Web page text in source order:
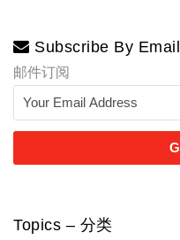
Subscribe By Email
邮件订阅
Topics – 分类